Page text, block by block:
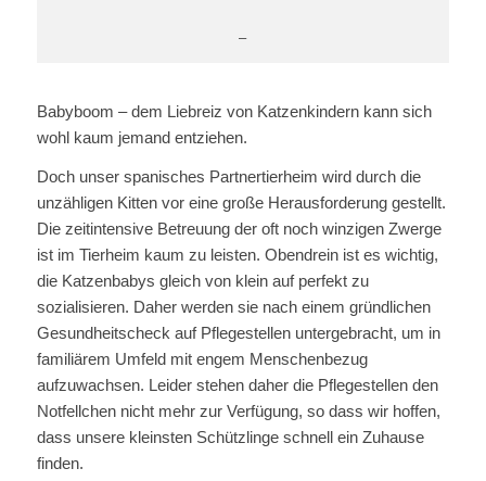
–
Babyboom – dem Liebreiz von Katzenkindern kann sich
wohl kaum jemand entziehen.
Doch unser spanisches Partnertierheim wird durch die
unzähligen Kitten vor eine große Herausforderung gestellt.
Die zeitintensive Betreuung der oft noch winzigen Zwerge
ist im Tierheim kaum zu leisten. Obendrein ist es wichtig,
die Katzenbabys gleich von klein auf perfekt zu
sozialisieren. Daher werden sie nach einem gründlichen
Gesundheitscheck auf Pflegestellen untergebracht, um in
familiärem Umfeld mit engem Menschenbezug
aufzuwachsen. Leider stehen daher die Pflegestellen den
Notfellchen nicht mehr zur Verfügung, so dass wir hoffen,
dass unsere kleinsten Schützlinge schnell ein Zuhause
finden.